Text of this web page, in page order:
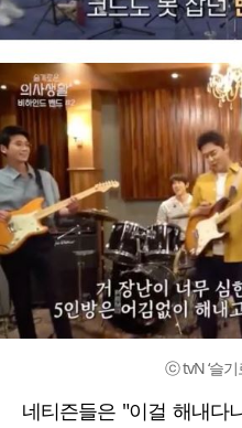
ⓒ tvN ‘슬기
네티즌들은 "이걸 해내다